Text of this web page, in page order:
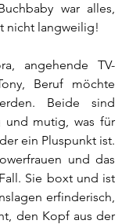
war alles,
nicht langweilig!
angehende TV-
Beruf möchte
Beide sind
und mutig, was für
ein Pluspunkt ist.
und das
Sie boxt und ist
erfinderisch,
den Kopf aus der